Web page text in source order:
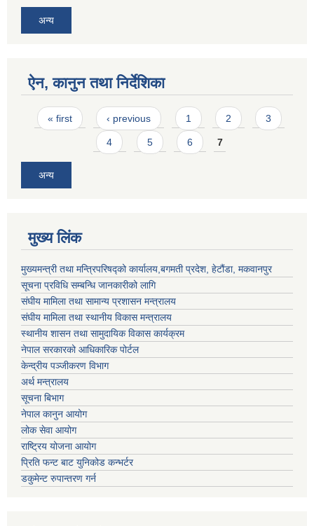
अन्य
ऐन, कानुन तथा निर्देशिका
Pages
« first ‹ previous 1 2 3
4 5 6 7
अन्य
मुख्य लिंक
मुख्यमन्त्री तथा मन्त्रिपरिषद्को कार्यालय,बगमती प्रदेश, हेटौंडा, मकवानपुर
सूचना प्रविधि सम्बन्धि जानकारीको लागि
संघीय मामिला तथा सामान्य प्रशासन मन्त्रालय
संघीय मामिला तथा स्थानीय विकास मन्त्रालय
स्थानीय शासन तथा सामुदायिक विकास कार्यक्रम
नेपाल सरकारको आधिकारिक पोर्टल
केन्द्रीय पञ्जीकरण विभाग
अर्थ मन्त्रालय
सूचना बिभाग
नेपाल कानुन आयोग
लोक सेवा आयोग
राष्ट्रिय योजना आयोग
प्रिति फन्ट बाट युनिकोड कन्भर्टर
डकुमेन्ट रुपान्तरण गर्न